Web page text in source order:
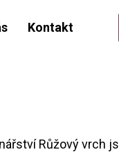
Kontakt
Růžový vrch